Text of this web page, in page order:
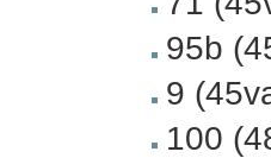
95b
9
100